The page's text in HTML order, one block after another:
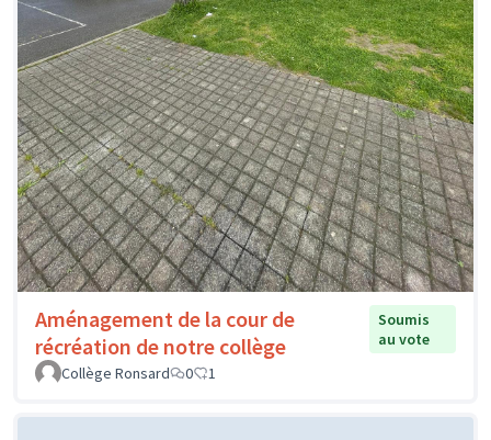
Aménagement de la cour de
récréation de notre collège
Soumis
au vote
Collège Ronsard
0 1